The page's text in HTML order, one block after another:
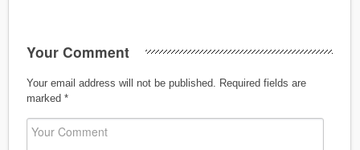
Your Comment
Your email address will not be published.
Required fields are
marked *